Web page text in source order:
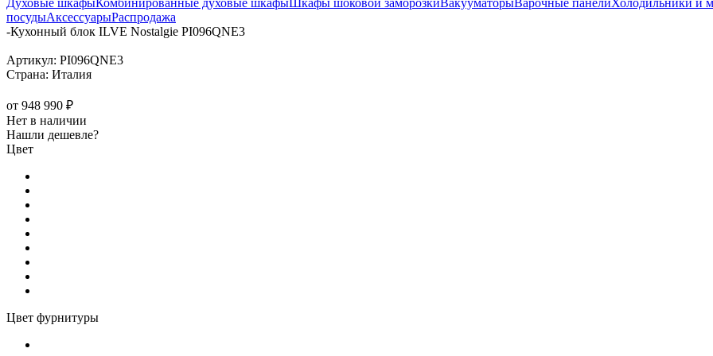
посудыАксессуарыРаспродажа
-Кухонный блок ILVE Nostalgie PI096QNE3
Артикул: PI096QNE3
Страна: Италия
от 948 990 ₽
Нет в наличии
Нашли дешевле?
Цвет
Цвет фурнитуры